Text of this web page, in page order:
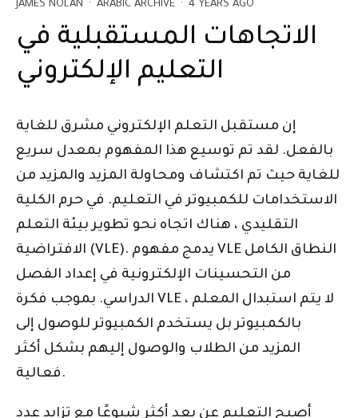
JAMES NOLAN · ARABIC ARCHIVE · 4 YEARS AGO
الاتجاهات المستقبلية في
التعليم الإلكتروني
إن مستقبل التعلم الإلكتروني مشرق للغاية
بالفعل. لقد تم توسيع هذا المفهوم بمعدل سريع
للغاية حيث تم اكتشاف ومحاولة المزيد والمزيد من
الاستخدامات للكمبيوتر في التعليم. في حرم الكلية
التقليدي ، هناك اتجاه نحو تطوير بيئة التعلم
الافتراضية (VLE). يدمج مفهوم VLE النطاق الكامل
من التحسينات الإلكترونية في إعداد الفصل
الدراسي. بموجب فكرة VLE ، لا يتم استبدال المعلم
بالكمبيوتر بل يستخدم الكمبيوتر للوصول إلى
المزيد من الطلاب والوصول إليهم بشكل أكثر
فعالية.
أصبح التعليم عن بعد أكثر شيوعًا مع تزايد عدد